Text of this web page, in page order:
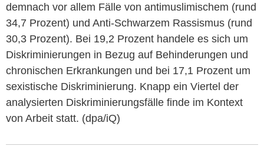
demnach vor allem Fälle von antimuslimischem (rund
34,7 Prozent) und Anti-Schwarzem Rassismus (rund
30,3 Prozent). Bei 19,2 Prozent handele es sich um
Diskriminierungen in Bezug auf Behinderungen und
chronischen Erkrankungen und bei 17,1 Prozent um
sexistische Diskriminierung. Knapp ein Viertel der
analysierten Diskriminierungsfälle finde im Kontext
von Arbeit statt. (dpa/iQ)